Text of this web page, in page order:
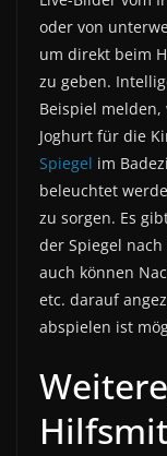
oder von
um direkt beim
zu geben.
Beispiel
Joghurt für die
Spiegel im
beleuchtet
zu sorgen. Es
der Spiegel
auch können
etc. darauf
abspielen ist